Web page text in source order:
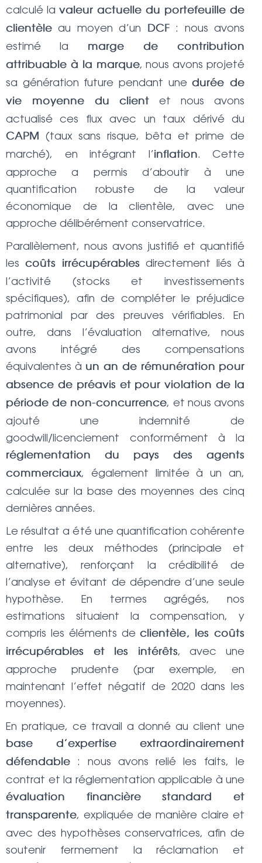
calculé la valeur actuelle du portefeuille de
clientèle au moyen d’un DCF: nous avons
estimé la
marge de contribution
attribuable à la marque, nous avons projeté
sa génération future pendant unedurée de
vie moyenne du client
et nous avons
actualisé ces flux avec un taux dérivé du
CAPM
(taux sans risque, bêta et prime de
marché), en intégrant l’inflation. Cette
approche a permis d’aboutir à une
quantification robuste de la valeur
économique de la clientèle, avec une
approche délibérément conservatrice.
Parallèlement, nous avons justifié et quantifié
les
coûts irrécupérables directement liés à
l’activité (stocks et investissements
spécifiques), afin de compléter le préjudice
patrimonial par des preuves vérifiables. En
outre, dans l’évaluation alternative, nous
avons intégré des compensations
équivalentes à un an de rémunération pour
absence de préavis et pour violation de la
période de non-concurrence, et nous avons
ajouté une indemnité de
goodwill/licenciement conformément à la
réglementation du pays des agents
commerciaux, également limitée à un an,
calculée sur la base des moyennes des cinq
dernières années.
Le résultat a été une quantification cohérente
entre les deux méthodes (principale et
alternative), renforçant la crédibilité de
l’analyse et évitant de dépendre d’une seule
hypothèse. En termes agrégés, nos
estimations situaient la compensation, y
compris les éléments declientèle, les coûts
irrécupérables et les intérêts, avec une
approche prudente (par exemple, en
maintenant l’effet négatif de 2020 dans les
moyennes).
En pratique, ce travail a donné au client une
base d’expertise extraordinairement
défendable
: nous avons relié les faits, le
contrat et la réglementation applicable à une
évaluation financière standard et
transparente, expliquée de manière claire et
avec des hypothèses conservatrices, afin de
soutenir fermement la réclamation et